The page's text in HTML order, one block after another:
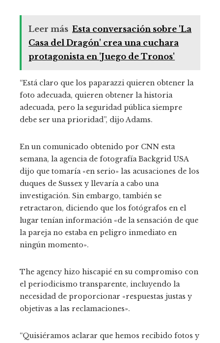
Leer más Esta conversación sobre 'La
Casa del Dragón' crea una cuchara
protagonista en 'Juego de Tronos'
“Está claro que los paparazzi quieren obtener la
foto adecuada, quieren obtener la historia
adecuada, pero la seguridad pública siempre
debe ser una prioridad”, dijo Adams.
En un comunicado obtenido por CNN esta
semana, la agencia de fotografía Backgrid USA
dijo que tomaría «en serio» las acusaciones de los
duques de Sussex y llevaría a cabo una
investigación. Sin embargo, también se
retractaron, diciendo que los fotógrafos en el
lugar tenían información «de la sensación de que
la pareja no estaba en peligro inmediato en
ningún momento».
The agency hizo hiscapié en su compromiso con
el periodicismo transparente, incluyendo la
necesidad de proporcionar «respuestas justas y
objetivas a las reclamaciones».
“Quisiéramos aclarar que hemos recibido fotos y